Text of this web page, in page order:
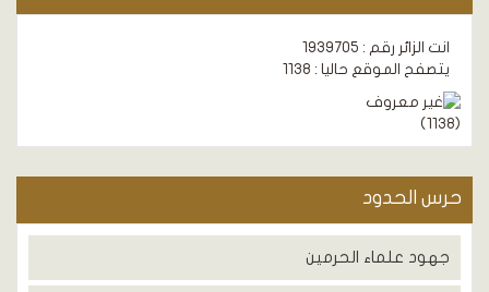
انت الزائر رقم : 1939705
يتصفح الموقع حاليا : 1138
(
1138
)
حرس الحدود
جهود علماء الحرمين